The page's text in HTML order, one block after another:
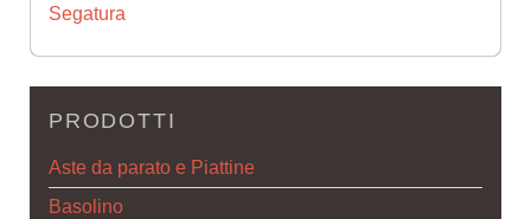
Segatura
PRODOTTI
Aste da parato e Piattine
Basolino